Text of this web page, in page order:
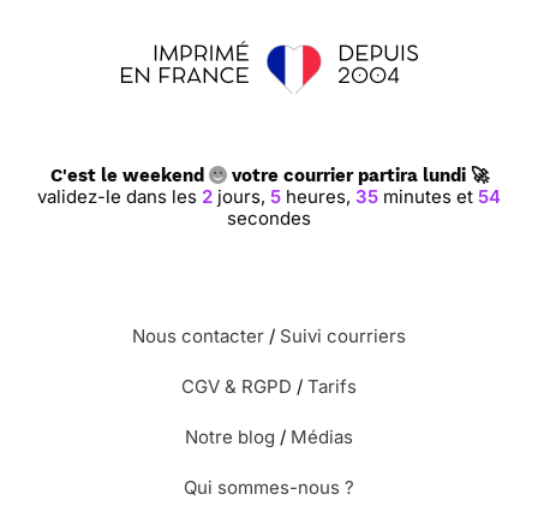
C'est le weekend votre courrier partira lundi 🚀
validez-le dans les 2 jours,5 heures,35 minutes et52
secondes
Nous contacter / Suivi courriers
CGV & RGPD / Tarifs
Notre blog / Médias
Qui sommes-nous ?